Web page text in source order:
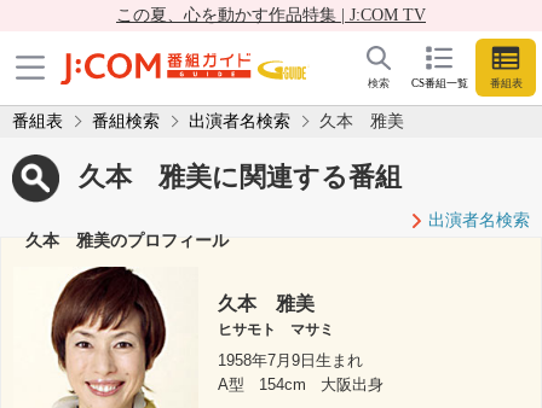
この夏、心を動かす作品特集 | J:COM TV
CS番組一覧 番組表
検索
番組表 番組検索 出演者名検索 久本 雅美
久本 雅美に関連する番組
出演者名検索
久本 雅美のプロフィール
久本 雅美
ヒサモト マサミ
1958年7月9日生まれ
A型
154cm
大阪出身